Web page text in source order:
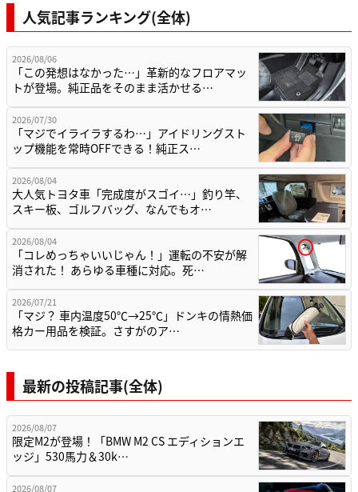
人気記事ランキング(全体)
2026/08/06
「この発想はなかった…」革新的なフロアマッ
トが登場。純正品をそのまま活かせる…
2026/07/30
「マジでイライラするわ…」アイドリングスト
ップ機能を常時OFFできる！純正ス…
2026/08/04
大人気トヨタ車「完成度がスゴイ…」釣り竿、
スキー板、ゴルフバッグ、なんでもオ…
2026/08/04
「コレめっちゃいいじゃん！」運転の不安が解
消された！ あらゆる車種に対応。死…
2026/07/21
「マジ？ 車内温度50℃→25℃」ドンキの情熱価
格カー用品を検証。さすがのア…
最新の投稿記事(全体)
2026/08/07
限定M2が登場！「BMW M2 CS エディションエ
ッジ」530馬力＆30k…
2026/08/07